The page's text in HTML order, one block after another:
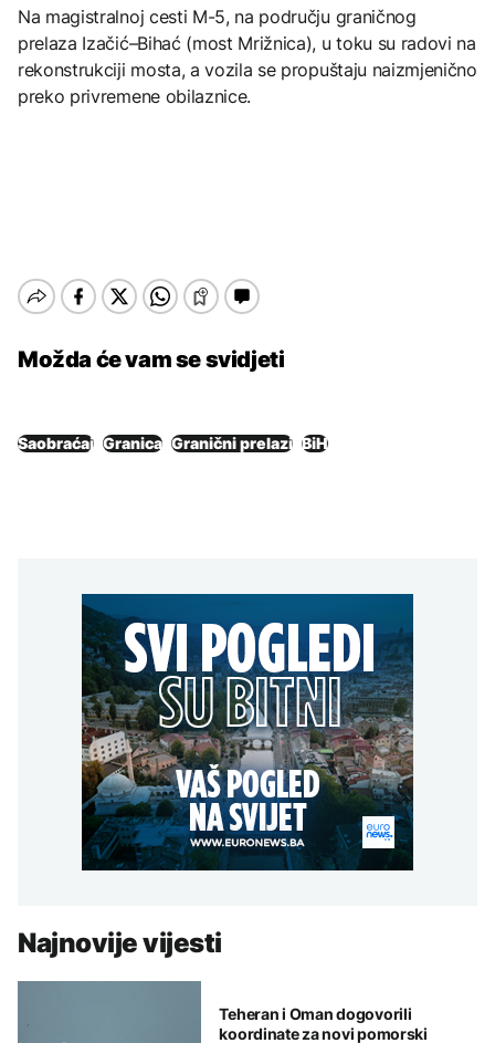
Na magistralnoj cesti M-5, na području graničnog
prelaza Izačić–Bihać (most Mrižnica), u toku su radovi na
rekonstrukciji mosta, a vozila se propuštaju naizmjenično
preko privremene obilaznice.
Možda će vam se svidjeti
Saobraćaj Granica Granični prelazi BiH
Najnovije vijesti
Teheran i Oman dogovorili
koordinate za novi pomorski